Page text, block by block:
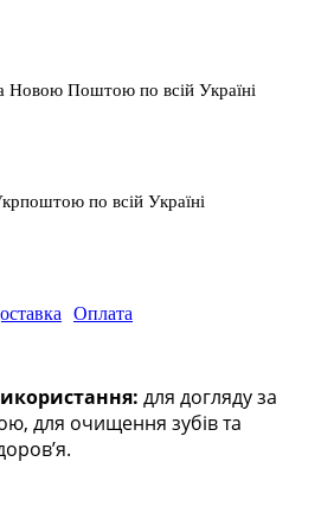
Поштою по всій Україні
по всій Україні
Оплата
для догляду за
для очищення зубів та